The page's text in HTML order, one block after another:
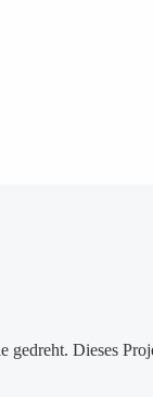
gedreht. Dieses